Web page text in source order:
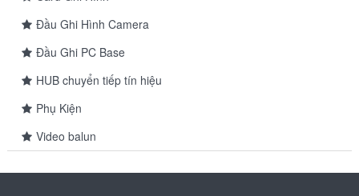
Đầu Ghi Hình Camera
Đầu Ghi PC Base
HUB chuyển tiếp tín hiệu
Phụ Kiện
Video balun